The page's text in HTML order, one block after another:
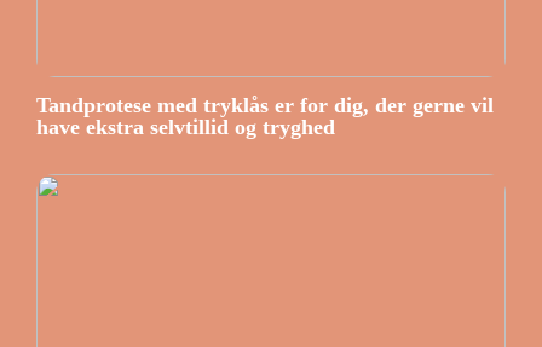
Tandprotese med tryklås er for dig, der gerne vil
have ekstra selvtillid og tryghed